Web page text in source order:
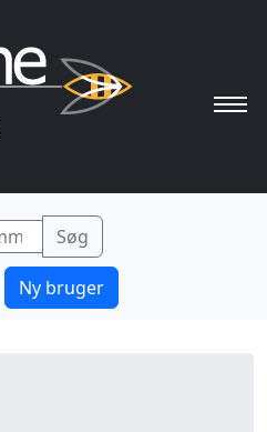
Ny bruger